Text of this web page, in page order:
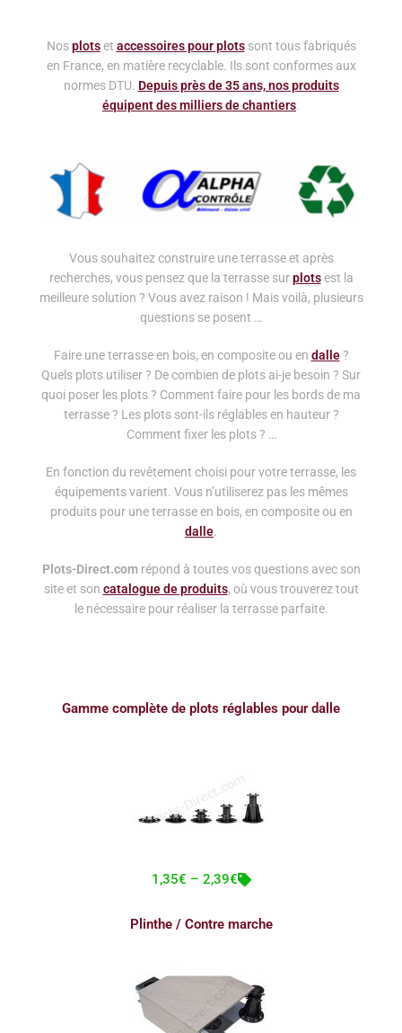
Nosplotset accessoires pour plotssont tous fabriqués
en France, en matière recyclable. Ils sont conformes aux
normes DTU. Depuis près de 35 ans, nos produits
équipent des milliers de chantiers.
Vous souhaitez construire une terrasse et après
recherches, vous pensez que la terrasse surplotsest la
meilleure solution ? Vous avez raison ! Mais voilà, plusieurs
questions se posent …
Faire une terrasse en bois, en composite ou en dalle?
Quels plots utiliser ? De combien de plots ai-je besoin ? Sur
quoi poser les plots ? Comment faire pour les bords de ma
terrasse ? Les plots sont-ils réglables en hauteur ?
Comment fixer les plots ? …
En fonction du revêtement choisi pour votre terrasse, les
équipements varient. Vous n’utiliserez pas les mêmes
produits pour une terrasse en bois, en composite ou en
dalle.
Plots-Direct.comrépond à toutes vos questions avec son
site et son catalogue de produits, où vous trouverez tout
le nécessaire pour réaliser la terrasse parfaite.
Gamme complète de plots réglables pour dalle
1,35€ – 2,39€
Plinthe / Contre marche